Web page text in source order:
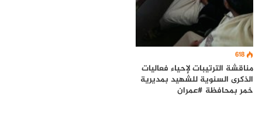
618
مناقشة الترتيبات لإحياء فعاليات
الذكرى السنوية للشهيد بمديرية
خمر بمحافظة #عمران